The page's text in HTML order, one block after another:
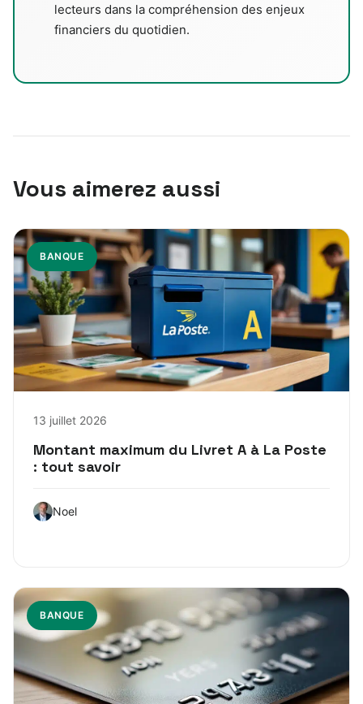
lecteurs dans la compréhension des enjeux
financiers du quotidien.
Vous aimerez aussi
BANQUE
13 juillet 2026
Montant maximum du Livret A à La Poste
: tout savoir
Noel
BANQUE